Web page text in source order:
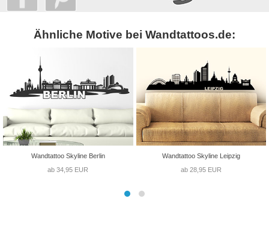
Ähnliche Motive bei Wandtattoos.de:
Wandtattoo Skyline Berlin
ab 34,95 EUR
Wandtattoo Skyline Leipzig
ab 28,95 EUR